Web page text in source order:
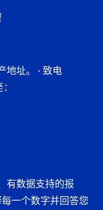
地址。 • 致电
有数据支持的报
一个数字并回答您